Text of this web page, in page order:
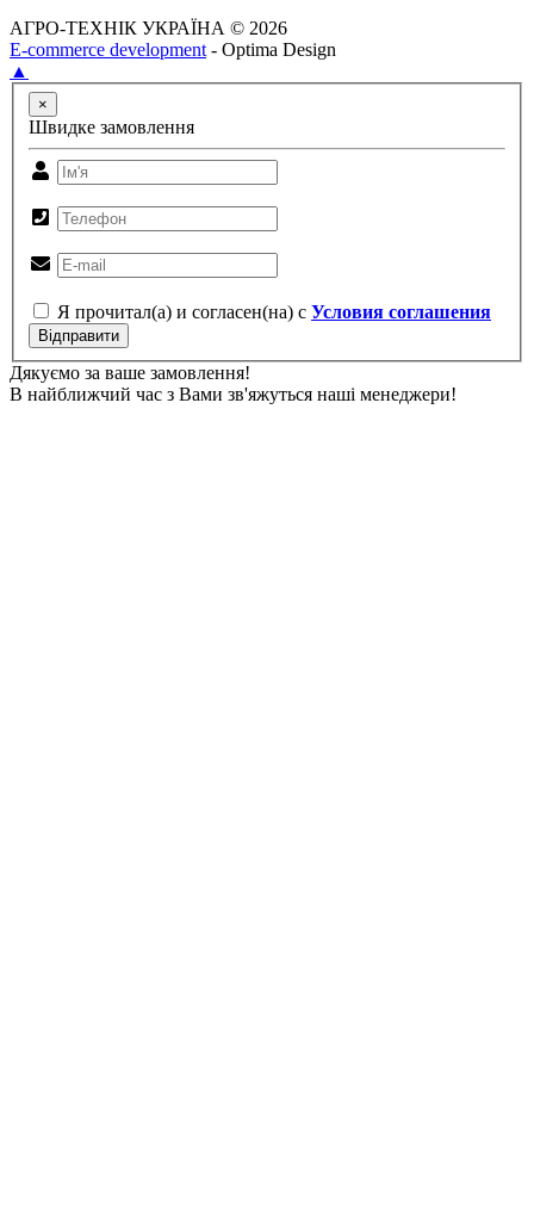
АГРО-ТЕХНІК УКРАЇНА © 2026
E-commerce development - Optima Design
▲
×
Швидке замовлення
Я прочитал(а) и согласен(на) с Условия соглашения
Відправити
Дякуємо за ваше замовлення!
В найближчий час з Вами зв'яжуться наші менеджери!